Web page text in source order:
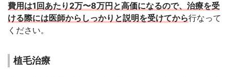
費用は1回あたり2万〜8万円と高価になるので、治療を受
ける際には医師からしっかりと説明を受けてから行なって
ください。
植毛治療